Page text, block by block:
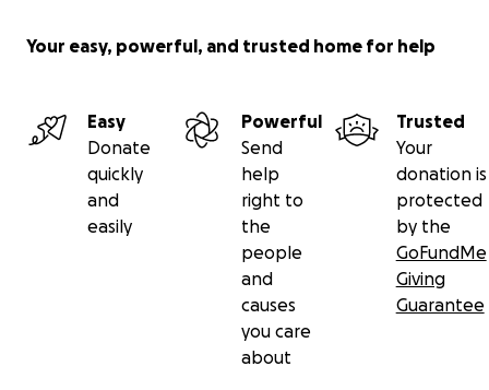
Your easy, powerful, and trusted home for help
Easy
Donate
quickly
and
easily
Powerful
Send
help
right to
the
people
and
causes
you care
about
Trusted
Your
donation is
protected
by the
GoFundMe
Giving
Guarantee